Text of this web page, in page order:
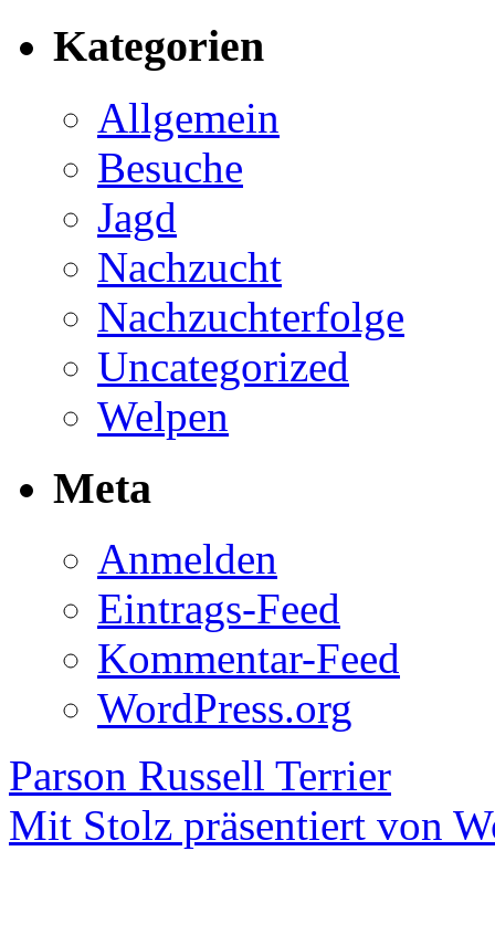
Kategorien
Allgemein
Besuche
Jagd
Nachzucht
Nachzuchterfolge
Uncategorized
Welpen
Meta
Anmelden
Eintrags-Feed
Kommentar-Feed
WordPress.org
Parson Russell Terrier
Mit Stolz präsentiert von